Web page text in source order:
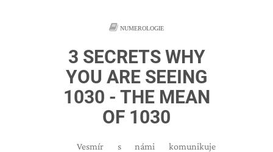
NUMEROLOGIE
3 SECRETS WHY
YOU ARE SEEING
1030 - THE MEAN
OF 1030
Vesmír s námi komunikuje